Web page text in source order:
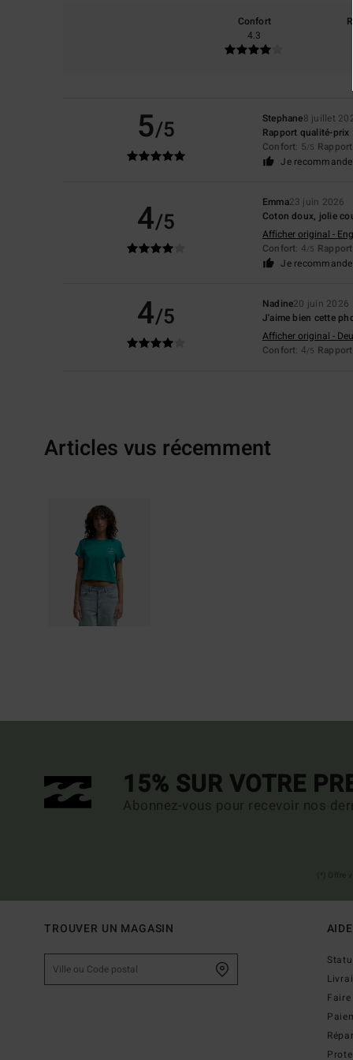
Confort
4.3
5/5 Stephane8 juillet
Rapport qualité-prix
Confort: 5/5
Je
4/5
Emma23 juin 2026
Coton doux, jolie
Afficher original -
Confort: 4/5
Je
4/5 Nadine20 juin 2026
J'aime bien cette
Afficher original -
Confort: 4/5
Articles vus récemment
15% SUR VOTRE
Abonnez-vous pour recevoir nos
TROUVER UN MAGASIN AIDE